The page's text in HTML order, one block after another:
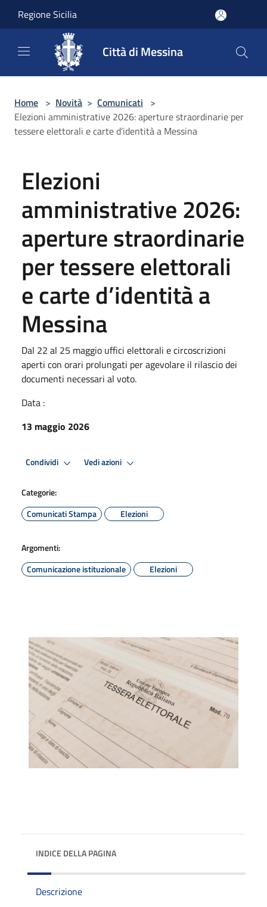
Regione Sicilia
Città di Messina
Home > Novità > Comunicati >
Elezioni amministrative 2026: aperture straordinarie per
tessere elettorali e carte d’identità a Messina
Elezioni
amministrative 2026:
aperture straordinarie
per tessere elettorali
e carte d’identità a
Messina
Dal 22 al 25 maggio uffici elettorali e circoscrizioni
aperti con orari prolungati per agevolare il rilascio dei
documenti necessari al voto.
Data :
13 maggio 2026
Condividi Vedi azioni
Categorie:
Comunicati Stampa
Elezioni
Argomenti:
Comunicazione istituzionale
Elezioni
INDICE DELLA PAGINA
Descrizione